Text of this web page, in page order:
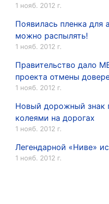
1 нояб. 2012 г.
Появилась пленка для
можно распылять!
1 нояб. 2012 г.
Правительство дало
проекта отмены
1 нояб. 2012 г.
Новый дорожный знак
колеями на дорогах
1 нояб. 2012 г.
Легендарной «Ниве»
1 нояб. 2012 г.